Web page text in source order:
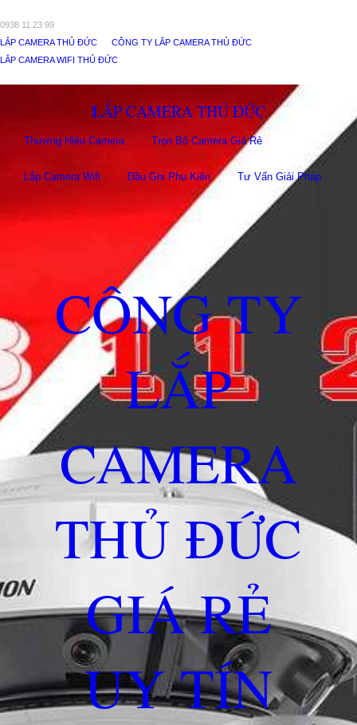
0938 11 23 99
LẮP CAMERA THỦ ĐỨC
CÔNG TY LẮP CAMERA THỦ ĐỨC
LẮP CAMERA WIFI THỦ ĐỨC
LẮP CAMERA THỦ ĐỨC
Thương Hiệu Camera Trọn Bộ Camera Giá Rẻ
Lắp Camera Wifi Đầu Ghi Phụ Kiên Tư Vấn Giải Pháp
CÔNG TY
LẮP
CAMERA
THỦ ĐỨC
GIÁ RẺ
UY TÍN